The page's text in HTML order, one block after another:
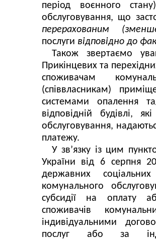
період воєнного
обслуговування, що
перерахованим
послуги відповідно до
Також звертаємо
Прикінцевих та
споживачам
(співвласникам)
системами опалення
відповідній будівлі,
обслуговування,
платежу.
У зв’язку із цим
України від 6 серпня
державних
комунального
субсидії на оплату
споживачів
індивідуальними
послуг або за